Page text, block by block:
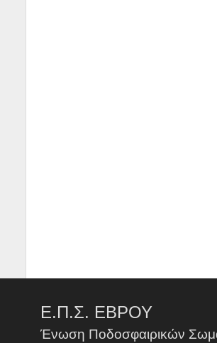
Ε.Π.Σ. ΕΒΡΟΥ
Ένωση Ποδοσφαιρικών